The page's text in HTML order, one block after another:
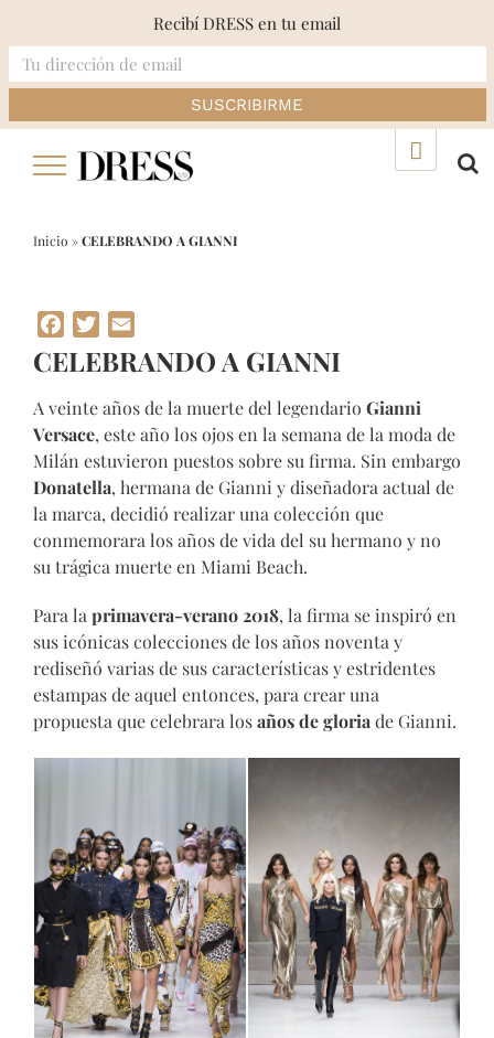
Inicio »CELEBRANDO A GIANNI
Facebook
Twitter
CELEBRANDO A GIANNI
A veinte años de la muerte del legendario Gianni
Versace, este año los ojos en la semana de la moda de
Milán estuvieron puestos sobre su firma. Sin embargo
Donatella, hermana de Gianni y diseñadora actual de
la marca, decidió realizar una colección que
conmemorara los años de vida del su hermano y no
su trágica muerte en Miami Beach.
Para la primavera-verano 2018, la firma se inspiró en
sus icónicas colecciones de los años noventa y
rediseñó varias de sus características y estridentes
estampas de aquel entonces, para crear una
propuesta que celebrara losaños de gloria de Gianni.
Recibí DRESS en tu email